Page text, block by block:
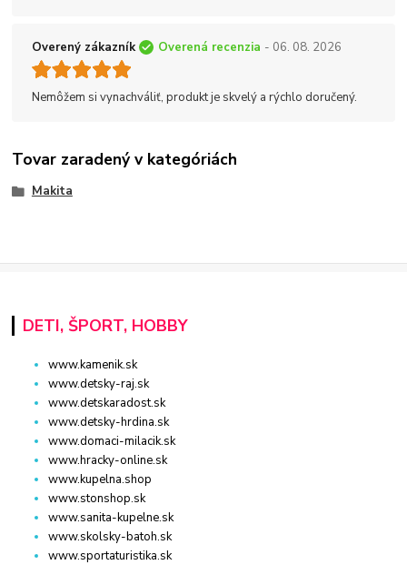
Overený zákazník Overená recenzia - 06. 08. 2026
Nemôžem si vynachváliť, produkt je skvelý a rýchlo doručený.
Tovar zaradený v kategóriách
Makita
DETI, ŠPORT, HOBBY
www.kamenik.sk
www.detsky-raj.sk
www.detskaradost.sk
www.detsky-hrdina.sk
www.domaci-milacik.sk
www.hracky-online.sk
www.kupelna.shop
www.stonshop.sk
www.sanita-kupelne.sk
www.skolsky-batoh.sk
www.sportaturistika.sk